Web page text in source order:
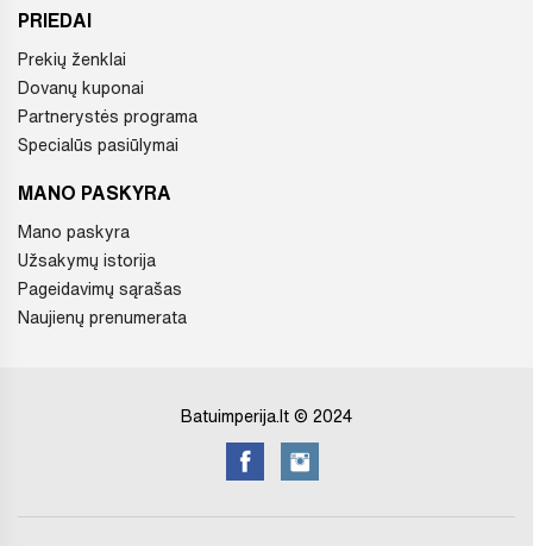
PRIEDAI
Prekių ženklai
Dovanų kuponai
Partnerystės programa
Specialūs pasiūlymai
MANO PASKYRA
Mano paskyra
Užsakymų istorija
Pageidavimų sąrašas
Naujienų prenumerata
Batuimperija.lt © 2024